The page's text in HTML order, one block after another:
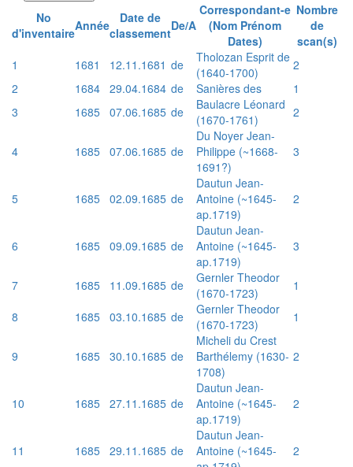
No
d'inventaireAnnée
Date de
classementDe/A
Correspondant-e
(Nom Prénom
Dates)
Nombre
de
scan(s)
1
1681 12.11.1681 de
Tholozan Esprit de
(1640-1700)
2
2
1684 29.04.1684 de Sanières des
1
3
1685 07.06.1685 de
Baulacre Léonard
(1670-1761)
2
4 1685 07.06.1685 de
Du Noyer Jean-
Philippe (~1668-
1691?)
3
5 1685 02.09.1685 de
Dautun Jean-
Antoine (~1645-
ap.1719)
2
6 1685 09.09.1685 de
Dautun Jean-
Antoine (~1645-
ap.1719)
3
7 1685 11.09.1685 de
Gernler Theodor
(1670-1723)
1
8
1685 03.10.1685 de
Gernler Theodor
(1670-1723)
1
9 1685 30.10.1685 de
Micheli du Crest
Barthélemy (1630-
1708)
2
10 1685 27.11.1685 de
Dautun Jean-
Antoine (~1645-
ap.1719)
2
11 1685 29.11.1685 de
Dautun Jean-
Antoine (~1645-
2